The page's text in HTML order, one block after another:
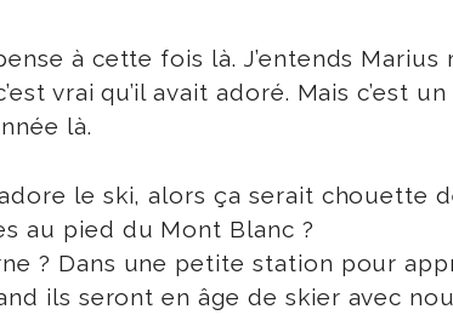
à cette fois là. J’entends
vrai qu’il avait adoré. Mais
là.
le ski, alors ça serait chouette
au pied du Mont Blanc ?
? Dans une petite station pour
ils seront en âge de skier avec